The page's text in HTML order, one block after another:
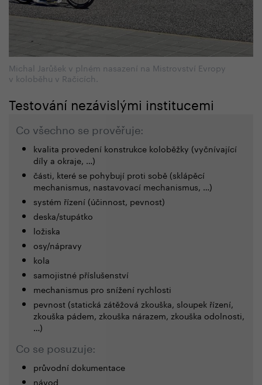
Michal Jarůšek v plném nasazení na Mistrovství Evropy
v koloběhu v Račicích.
Testování nezávislými institucemi
Co všechno se prověřuje:
kvalita provedení konstrukce koloběžky (vyčnívající
díly a okraje, …)
části, které se pohybují proti sobě (sklápěcí
mechanismus, nastavovací mechanismus, …)
systém řízení (účinnost, pevnost)
deska/stupátko
ložiska
osy/nápravy
kola
samojistné příslušenství
mechanismus pro snížení rychlosti
pevnost (statická zátěžová zkouška, sloupek řízení,
zkouška pádem, zkouška nárazem, zkouška odolnosti,
…)
Co se posuzuje:
průvodní dokumentace
návod